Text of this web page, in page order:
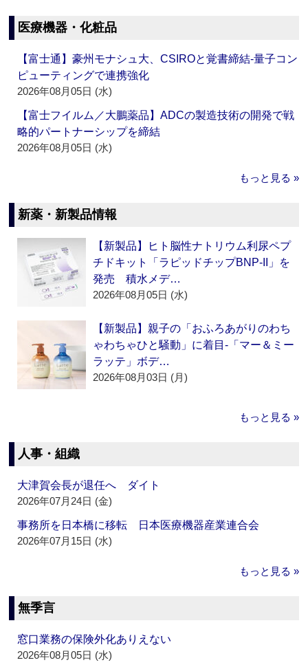
医療機器・化粧品
【富士通】豪州モナシュ大、CSIROと覚書締結‐量子コン
ピューティングで連携強化
2026年08月05日 (水)
【富士フイルム／大鵬薬品】ADCの製造技術の開発で戦
略的パートナーシップを締結
2026年08月05日 (水)
もっと見る »
新薬・新製品情報
【新製品】ヒト脳性ナトリウム利尿ペプ
チドキット「ラピッドチップBNP-II」を
発売 積水メデ…
2026年08月05日 (水)
【新製品】親子の「おふろあがりのわち
ゃわちゃひと騒動」に着目‐「マー＆ミー
ラッテ」ボデ…
2026年08月03日 (月)
もっと見る »
人事・組織
大津賀会長が退任へ ダイト
2026年07月24日 (金)
事務所を日本橋に移転 日本医療機器産業連合会
2026年07月15日 (水)
もっと見る »
無季言
窓口業務の保険外化ありえない
2026年08月05日 (水)